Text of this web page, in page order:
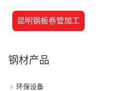
昆明钢板卷管加工
钢材产品
环保设备